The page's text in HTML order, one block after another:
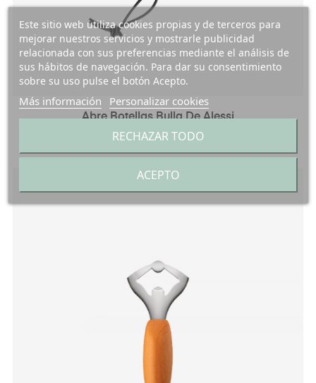
Abre Botellas Bulla De Alessi
Precio
38,00 € Precio
34,20 €
Este sitio web utiliza cookies propias y de terceros para
mejorar nuestros servicios y mostrarle publicidad
relacionada con sus preferencias mediante el análisis de
sus hábitos de navegación. Para dar su consentimiento
sobre su uso pulse el botón Acepto.
Más información Personalizar cookies
RECHAZAR TODO
ACEPTO